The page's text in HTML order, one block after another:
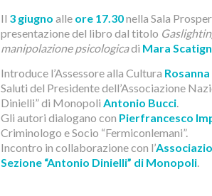
Il 3 giugno alle ore 17.30nella Sala
presentazione del libro dal titolo
manipolazione psicologicadi Mara
Introduce l’Assessore alla Cultura
Saluti del Presidente dell’Associazione
Dinielli” di Monopoli Antonio Bucci
Gli autori dialogano con Pierfrancesco
Criminologo e Socio “Fermiconlemani”.
Incontro in collaborazione con l’
Sezione “Antonio Dinielli” di Monopoli